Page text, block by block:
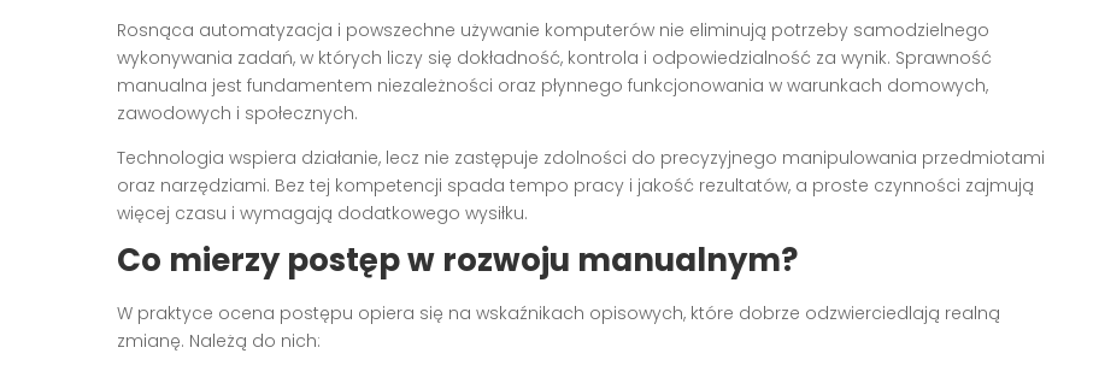
Rosnąca automatyzacja i powszechne używanie komputerów nie eliminują potrzeby samodzielnego
wykonywania zadań, w których liczy się dokładność, kontrola i odpowiedzialność za wynik. Sprawność
manualna jest fundamentem niezależności oraz płynnego funkcjonowania w warunkach domowych,
zawodowych i społecznych.
Technologia wspiera działanie, lecz nie zastępuje zdolności do precyzyjnego manipulowania przedmiotami
oraz narzędziami. Bez tej kompetencji spada tempo pracy i jakość rezultatów, a proste czynności zajmują
więcej czasu i wymagają dodatkowego wysiłku.
Co mierzy postęp w rozwoju manualnym?
W praktyce ocena postępu opiera się na wskaźnikach opisowych, które dobrze odzwierciedlają realną
zmianę. Należą do nich: